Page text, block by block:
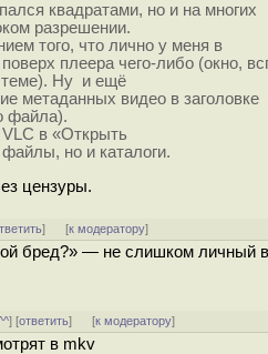
квадратами, но и на многих
разрешении.
того, что лично у меня в
плеера чего-либо (окно,
Ну и ещё
метаданных видео в заголовке
файла).
в «Открыть
но и каталоги.
цензуры.
] [к модератору]
бред?» — не слишком личный
] [ответить] [к модератору]
в mkv